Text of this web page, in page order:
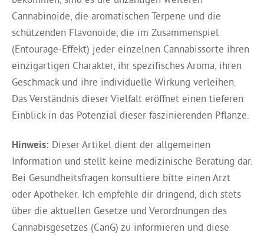
Cannabinoide, die aromatischen Terpene und die
schützenden Flavonoide, die im Zusammenspiel
(Entourage-Effekt) jeder einzelnen Cannabissorte ihren
einzigartigen Charakter, ihr spezifisches Aroma, ihren
Geschmack und ihre individuelle Wirkung verleihen.
Das Verständnis dieser Vielfalt eröffnet einen tieferen
Einblick in das Potenzial dieser faszinierenden Pflanze.
Hinweis: Dieser Artikel dient der allgemeinen
Information und stellt keine medizinische Beratung dar.
Bei Gesundheitsfragen konsultiere bitte einen Arzt
oder Apotheker. Ich empfehle dir dringend, dich stets
über die aktuellen Gesetze und Verordnungen des
Cannabisgesetzes (CanG) zu informieren und diese